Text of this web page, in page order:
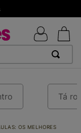
R$ 70,00
Tá
OS MELHORES